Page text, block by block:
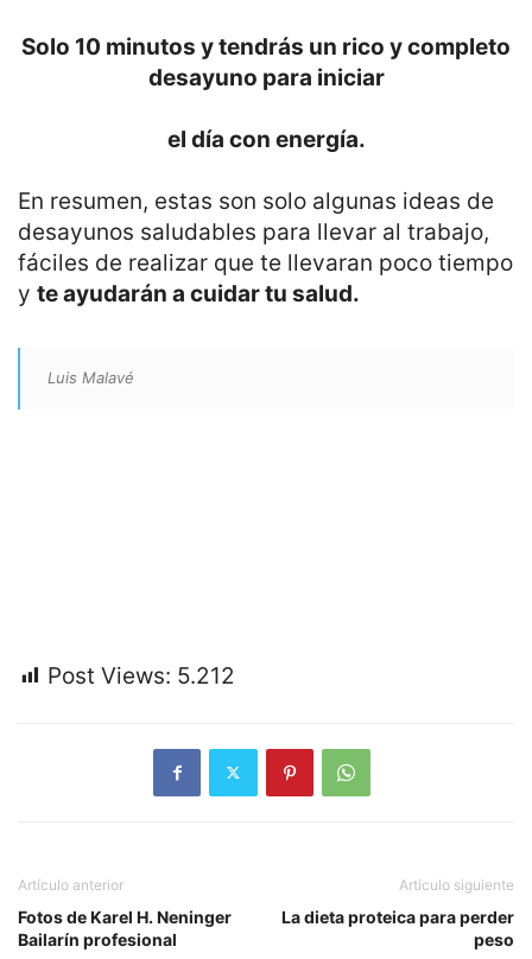
Solo 10 minutos y tendrás un rico y completo
desayuno para iniciar
el día con energía.
En resumen, estas son solo algunas ideas de
desayunos saludables para llevar al trabajo,
fáciles de realizar que te llevaran poco tiempo
y te ayudarán a cuidar tu salud.
Luis Malavé
Post Views: 5.212
Artículo anterior
Fotos de Karel H. Neninger
Bailarín profesional
Artículo siguiente
La dieta proteica para perder
peso